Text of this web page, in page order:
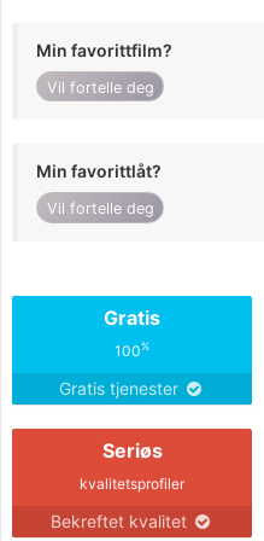
Min favorittfilm?
Vil fortelle deg
Min favorittlåt?
Vil fortelle deg
Gratis
100%
Gratis tjenester
Seriøs
kvalitetsprofiler
Bekreftet kvalitet